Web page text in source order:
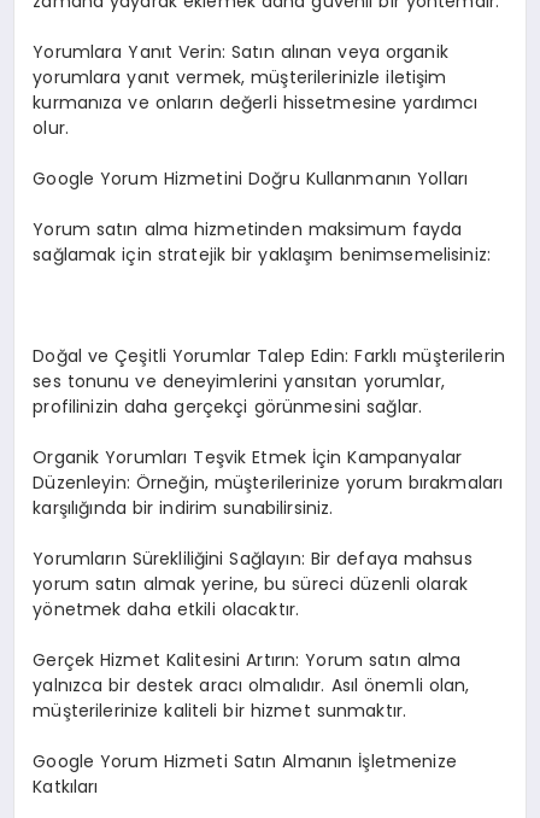
Yorumlara Yanıt Verin: Satın alınan veya organik
yorumlara yanıt vermek, müşterilerinizle iletişim
kurmanıza ve onların değerli hissetmesine yardımcı
olur.
Google Yorum Hizmetini Doğru Kullanmanın Yolları
Yorum satın alma hizmetinden maksimum fayda
sağlamak için stratejik bir yaklaşım benimsemelisiniz:
Doğal ve Çeşitli Yorumlar Talep Edin: Farklı müşterilerin
ses tonunu ve deneyimlerini yansıtan yorumlar,
profilinizin daha gerçekçi görünmesini sağlar.
Organik Yorumları Teşvik Etmek İçin Kampanyalar
Düzenleyin: Örneğin, müşterilerinize yorum bırakmaları
karşılığında bir indirim sunabilirsiniz.
Yorumların Sürekliliğini Sağlayın: Bir defaya mahsus
yorum satın almak yerine, bu süreci düzenli olarak
yönetmek daha etkili olacaktır.
Gerçek Hizmet Kalitesini Artırın: Yorum satın alma
yalnızca bir destek aracı olmalıdır. Asıl önemli olan,
müşterilerinize kaliteli bir hizmet sunmaktır.
Google Yorum Hizmeti Satın Almanın İşletmenize
Katkıları